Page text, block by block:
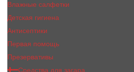
Влажные салфетки
Детская гигиена
Антисептики
Первая помощь
Презервативы
Средства для загара